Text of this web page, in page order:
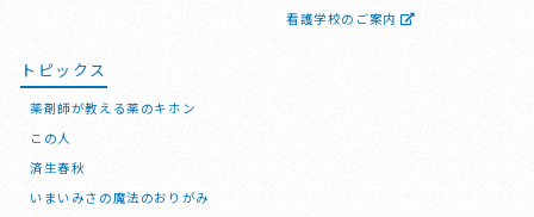
看護学校のご案内
トピックス
薬剤師が教える薬のキホン
この人
済生春秋
いまいみさの魔法のおりがみ